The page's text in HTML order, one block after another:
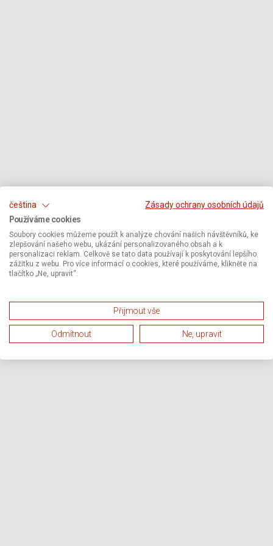
čeština
Zásady ochrany osobních údajů
Používáme cookies
Soubory cookies můžeme použít k analýze chování našich návštěvníků, ke
zlepšování našeho webu, ukázání personalizovaného obsah a k
personalizaci reklam. Celkově se tato data používají k poskytování lepšího
zážitku z webu. Pro více informací o cookies, které používáme, klikněte na
tlačítko „Ne, upravit“.
Přijmout vše
Odmítnout Ne, upravit